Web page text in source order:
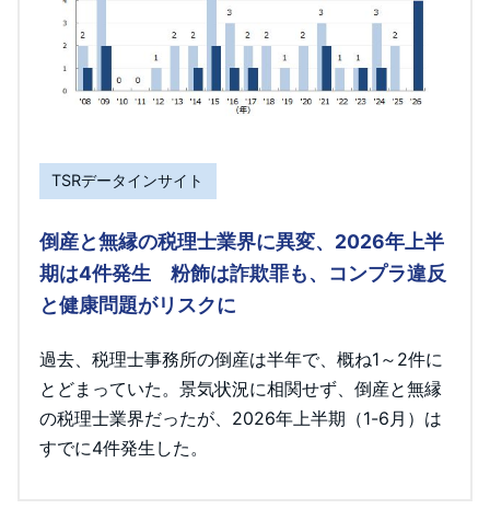
TSRデータインサイト
倒産と無縁の税理士業界に異変、2026年上半
期は4件発生 粉飾は詐欺罪も、コンプラ違反
と健康問題がリスクに
過去、税理士事務所の倒産は半年で、概ね1～2件に
とどまっていた。景気状況に相関せず、倒産と無縁
の税理士業界だったが、2026年上半期（1-6月）は
すでに4件発生した。